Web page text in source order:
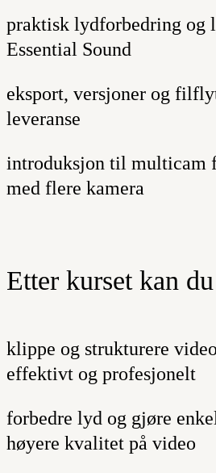
praktisk lydforbedring og
Essential Sound
eksport, versjoner og
leveranse
introduksjon til multicam
med flere kamera
Etter kurset kan du
klippe og strukturere
effektivt og profesjonelt
forbedre lyd og gjøre
høyere kvalitet på video